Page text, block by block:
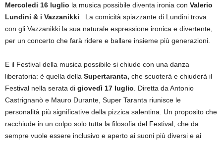
Mercoledi 16 luglio la musica possibile diventa ironia con Valerio
Lundini & i Vazzanikki La comicità spiazzante di Lundini trova
con gli Vazzanikki la sua naturale espressione ironica e divertente,
per un concerto che farà ridere e ballare insieme più generazioni.
E il Festival della musica possibile si chiude con una danza
liberatoria: è quella della Supertaranta, che scuoterà e chiuderà il
Festival nella serata di giovedì 17 luglio. Diretta da Antonio
Castrignanò e Mauro Durante, Super Taranta riunisce le
personalità più significative della pizzica salentina. Un proposito che
racchiude in un colpo solo tutta la filosofia del Festival, che da
sempre vuole essere inclusivo e aperto ai suoni più diversi e ai